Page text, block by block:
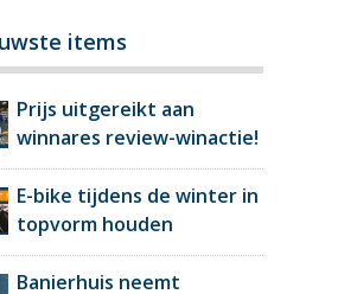
items
Prijs uitgereikt aan
winnares review-winactie!
E-bike tijdens de winter in
topvorm houden
Banierhuis neemt